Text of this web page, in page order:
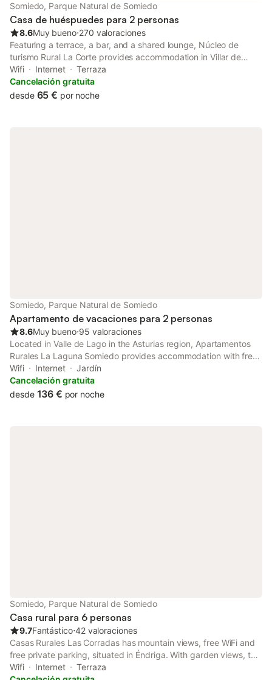
Somiedo, Parque Natural de Somiedo
Casa de huéspuedes para 2 personas
8.6Muy bueno⋅270 valoraciones
Featuring a terrace, a bar, and a shared lounge, Núcleo de
turismo Rural La Corte provides accommodation in Villar de
Vildas with free WiFi and mountain views. The guest house
features family rooms.
Wifi Internet
Terraza
Cancelación gratuita
desde 65 € por noche
Somiedo, Parque Natural de Somiedo
Apartamento de vacaciones para 2 personas
8.6Muy bueno⋅95 valoraciones
Located in Valle de Lago in the Asturias region, Apartamentos
Rurales La Laguna Somiedo provides accommodation with free
WiFi and free private parking. This apartment features a
garden.
Wifi Internet
Jardín
Cancelación gratuita
desde 136 € por noche
Somiedo, Parque Natural de Somiedo
Casa rural para 6 personas
9.7Fantástico⋅42 valoraciones
Casas Rurales Las Corradas has mountain views, free WiFi and
free private parking, situated in Éndriga. With garden views, this
accommodation features a balcony. Boasting family rooms, this
Wifi Internet
Terraza